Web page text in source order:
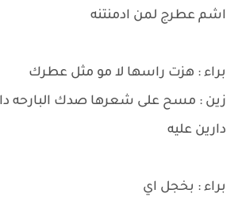
اشم عطرج لمن ادمنتنه
براء : هزت راسها لا مو مثل عطرك
زين : مسح على شعرها صدك البارحه
دارين عليه
براء : بخجل اي